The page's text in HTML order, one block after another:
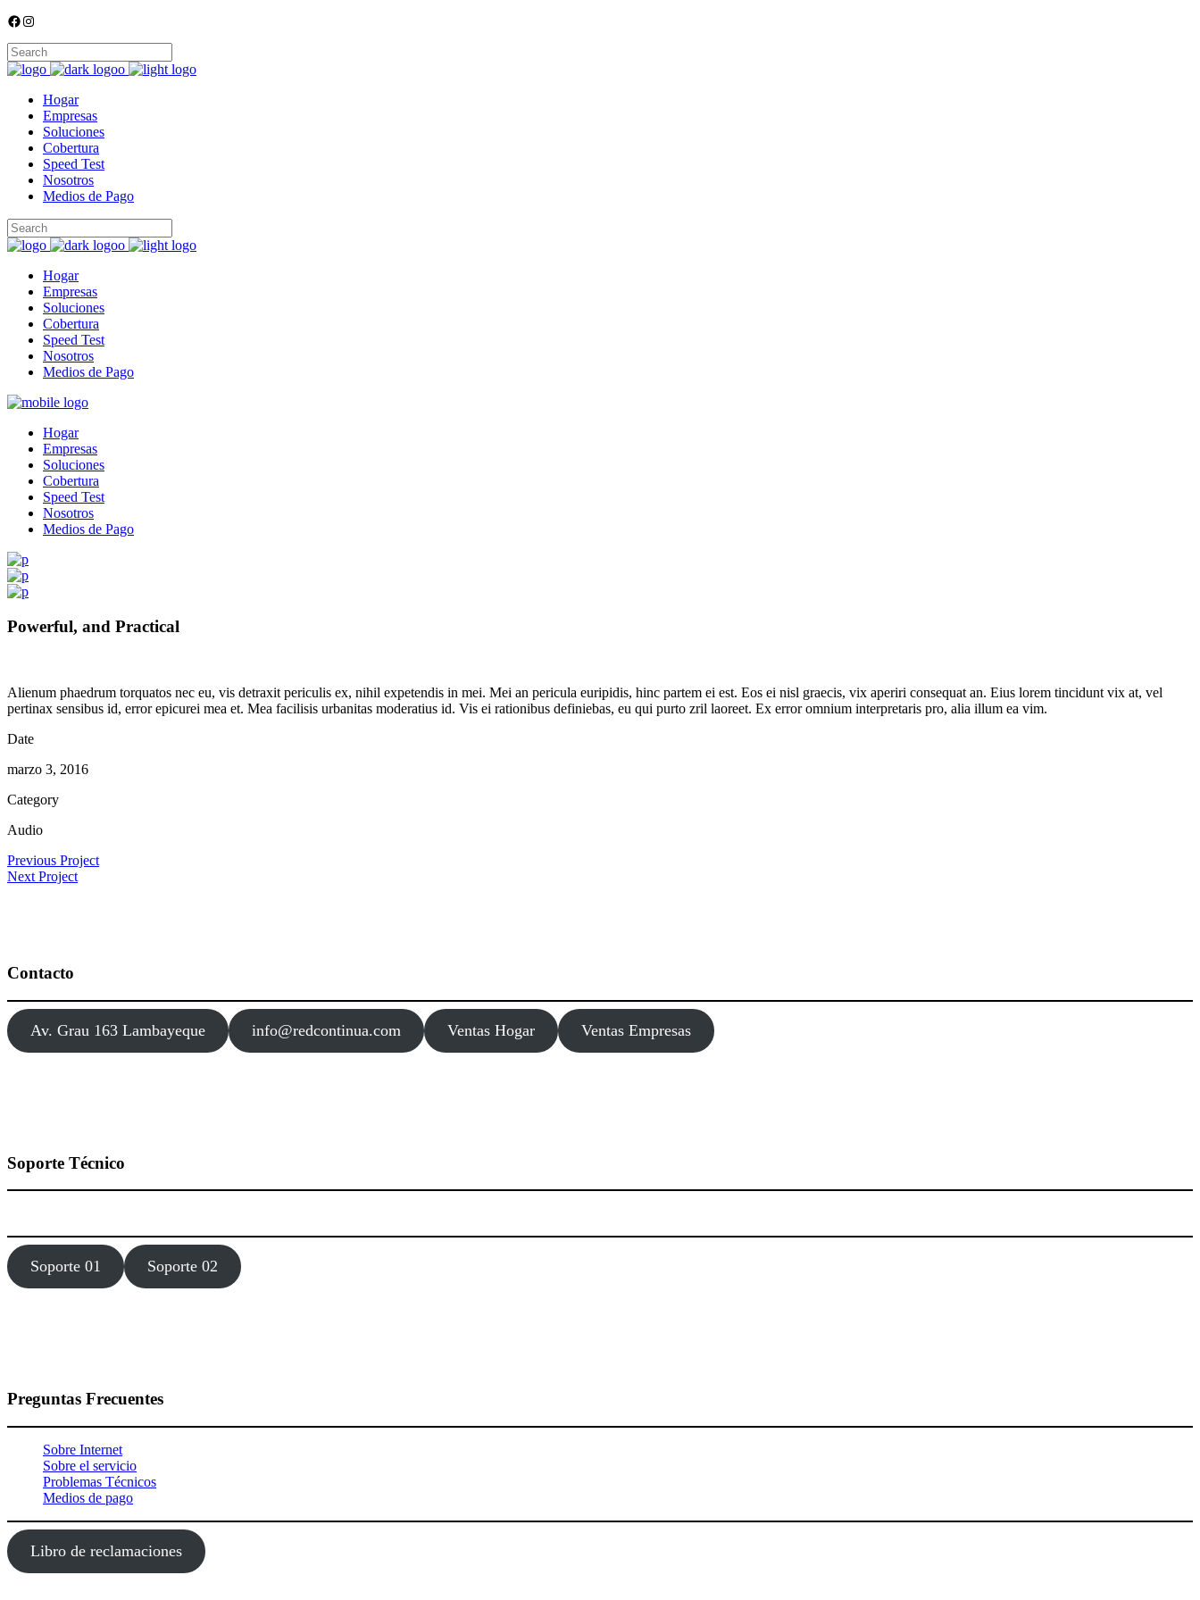
Facebook
Instagram
Hogar
Empresas
Soluciones
Cobertura
Speed Test
Nosotros
Medios de Pago
Hogar
Empresas
Soluciones
Cobertura
Speed Test
Nosotros
Medios de Pago
Hogar
Empresas
Soluciones
Cobertura
Speed Test
Nosotros
Medios de Pago
Powerful, and Practical
Alienum phaedrum torquatos nec eu, vis detraxit periculis ex, nihil expetendis in mei. Mei an pericula euripidis, hinc partem ei est. Eos ei nisl graecis, vix aperiri consequat an. Eius lorem tincidunt vix at, vel
pertinax sensibus id, error epicurei mea et. Mea facilisis urbanitas moderatius id. Vis ei rationibus definiebas, eu qui purto zril laoreet. Ex error omnium interpretaris pro, alia illum ea vim.
Date
marzo 3, 2016
Category
Audio
Previous Project
Next Project
Contacto
Av. Grau 163 Lambayeque info@redcontinua.com Ventas Hogar Ventas Empresas
Soporte Técnico
Soporte 01 Soporte 02
Preguntas Frecuentes
Sobre Internet
Sobre el servicio
Problemas Técnicos
Medios de pago
Libro de reclamaciones